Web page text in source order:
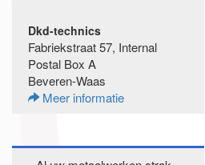
Dkd-technics
Fabriekstraat 57, Internal
Postal Box A
Beveren-Waas
Meer informatie